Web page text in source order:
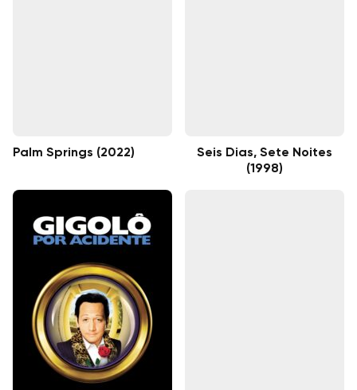
Palm Springs (2022)
Seis Dias, Sete Noites
(1998)